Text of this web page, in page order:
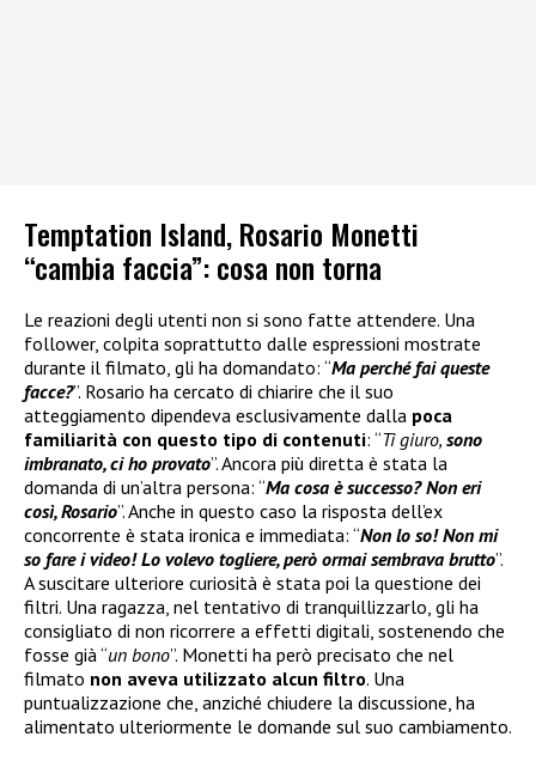
Temptation Island, Rosario Monetti
“cambia faccia”: cosa non torna
Le reazioni degli utenti non si sono fatte attendere. Una
follower, colpita soprattutto dalle espressioni mostrate
durante il filmato, gli ha domandato: “Ma perché fai queste
facce?”. Rosario ha cercato di chiarire che il suo
atteggiamento dipendeva esclusivamente dalla poca
familiarità con questo tipo di contenuti: “Ti giuro, sono
imbranato, ci ho provato”. Ancora più diretta è stata la
domanda di un’altra persona: “Ma cosa è successo? Non eri
così, Rosario”. Anche in questo caso la risposta dell’ex
concorrente è stata ironica e immediata: “Non lo so! Non mi
so fare i video! Lo volevo togliere, però ormai sembrava brutto”.
A suscitare ulteriore curiosità è stata poi la questione dei
filtri. Una ragazza, nel tentativo di tranquillizzarlo, gli ha
consigliato di non ricorrere a effetti digitali, sostenendo che
fosse già “un bono”. Monetti ha però precisato che nel
filmato non aveva utilizzato alcun filtro. Una
puntualizzazione che, anziché chiudere la discussione, ha
alimentato ulteriormente le domande sul suo cambiamento.